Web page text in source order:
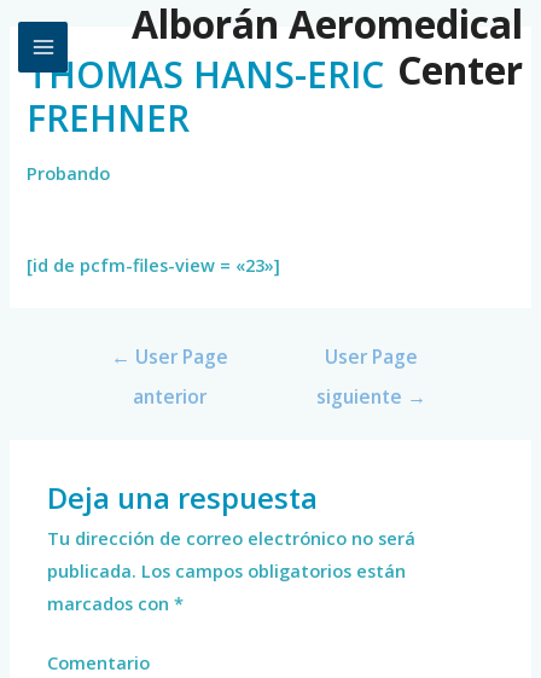
Alborán Aeromedical
Center
THOMAS HANS-ERIC
FREHNER
Probando
[id de pcfm-files-view = «23»]
← User Page
anterior
User Page
siguiente →
Deja una respuesta
Tu dirección de correo electrónico no será
publicada. Los campos obligatorios están
marcados con*
Comentario